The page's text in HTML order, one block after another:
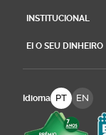
E se
europeu que
Segurança
velhice se
INSTITUCIONAL
EI O SEU DINHEIRO
Idioma PT EN